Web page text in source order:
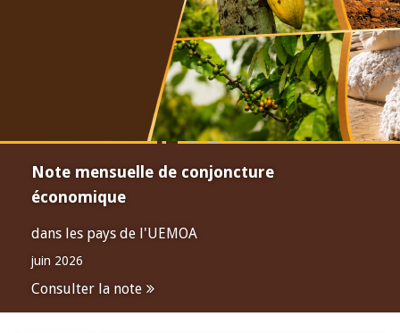
Note mensuelle de conjoncture
économique
dans les pays de l'UEMOA
juin 2026
Consulter la note